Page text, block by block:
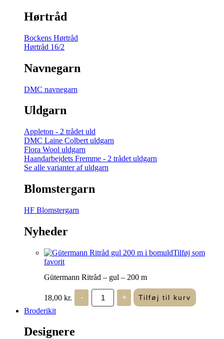
Hørtråd
Bockens Hørtråd
Hørtråd 16/2
Navnegarn
DMC navnegarn
Uldgarn
Appleton - 2 trådet uld
DMC Laine Colbert uldgarn
Flora Wool uldgarn
Haandarbejdets Fremme - 2 trådet uldgarn
Se alle varianter af uldgarn
Blomstergarn
HF Blomstergarn
Nyheder
Tilføj som
favorit
Gütermann Ritråd – gul – 200 m
18,00 kr. -
Gütermann
Ritråd
-
+ Tilføj til kurv
Broderikit
Designere